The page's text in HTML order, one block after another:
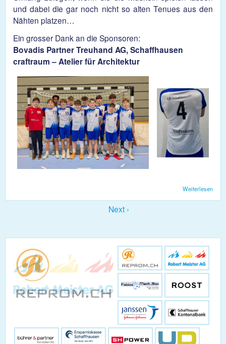
und dabei die gar noch nicht so alten Tenues aus den
Nähten platzen…
Ein grosser Dank an die Sponsoren:
Bovadis Partner Treuhand AG, Schaffhausen
craftraum – Atelier für Architektur
Weiterlesen
Next ›